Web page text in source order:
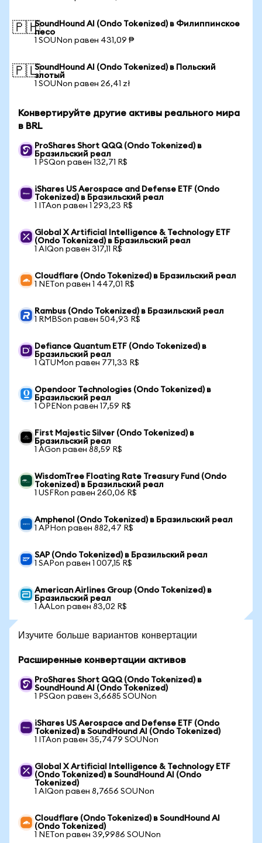
🇵🇭SoundHound AI (Ondo Tokenized) в Филиппинское
песо
1 SOUNon равен 431,09 ₱
🇵🇱SoundHound AI (Ondo Tokenized) в Польский
злотый
1 SOUNon равен 26,41 zł
Конвертируйте другие активы реального мира
в BRL
ProShares Short QQQ (Ondo Tokenized) в
Бразильский реал
1 PSQon равен 132,71 R$
iShares US Aerospace and Defense ETF (Ondo
Tokenized) в Бразильский реал
1 ITAon равен 1 293,23 R$
Global X Artificial Intelligence & Technology ETF
(Ondo Tokenized) в Бразильский реал
1 AIQon равен 317,11 R$
Cloudflare (Ondo Tokenized) в Бразильский реал
1 NETon равен 1 447,01 R$
Rambus (Ondo Tokenized) в Бразильский реал
1 RMBSon равен 504,93 R$
Defiance Quantum ETF (Ondo Tokenized) в
Бразильский реал
1 QTUMon равен 771,33 R$
Opendoor Technologies (Ondo Tokenized) в
Бразильский реал
1 OPENon равен 17,59 R$
First Majestic Silver (Ondo Tokenized) в
Бразильский реал
1 AGon равен 88,59 R$
WisdomTree Floating Rate Treasury Fund (Ondo
Tokenized) в Бразильский реал
1 USFRon равен 260,06 R$
Amphenol (Ondo Tokenized) в Бразильский реал
1 APHon равен 882,47 R$
SAP (Ondo Tokenized) в Бразильский реал
1 SAPon равен 1 007,15 R$
American Airlines Group (Ondo Tokenized) в
Бразильский реал
1 AALon равен 83,02 R$
Изучите больше вариантов конвертации
Расширенные конвертации активов
ProShares Short QQQ (Ondo Tokenized) в
SoundHound AI (Ondo Tokenized)
1 PSQon равен 3,6685 SOUNon
iShares US Aerospace and Defense ETF (Ondo
Tokenized) в SoundHound AI (Ondo Tokenized)
1 ITAon равен 35,7479 SOUNon
Global X Artificial Intelligence & Technology ETF
(Ondo Tokenized) в SoundHound AI (Ondo
Tokenized)
1 AIQon равен 8,7656 SOUNon
Cloudflare (Ondo Tokenized) в SoundHound AI
(Ondo Tokenized)
1 NETon равен 39,9986 SOUNon